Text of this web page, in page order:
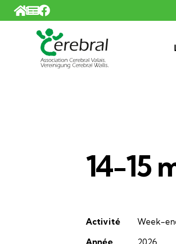
14-15
Activité
Week-
Année
2026
Panneau de gestion des cookies